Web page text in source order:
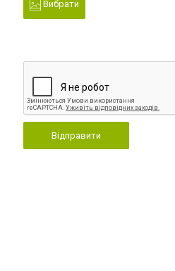
Вибрати
Відправити